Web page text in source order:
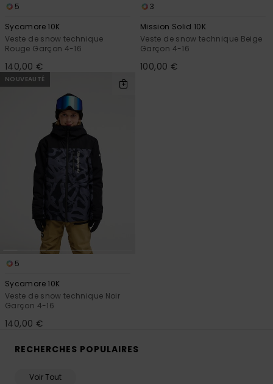
5
Sycamore 10K
Veste de snow technique
Rouge Garçon 4-16
140,00 €
3
Mission Solid 10K
Veste de snow technique Beige
Garçon 4-16
100,00 €
NOUVEAUTÉ
5
Sycamore 10K
Veste de snow technique Noir
Garçon 4-16
140,00 €
RECHERCHES POPULAIRES
Voir Tout